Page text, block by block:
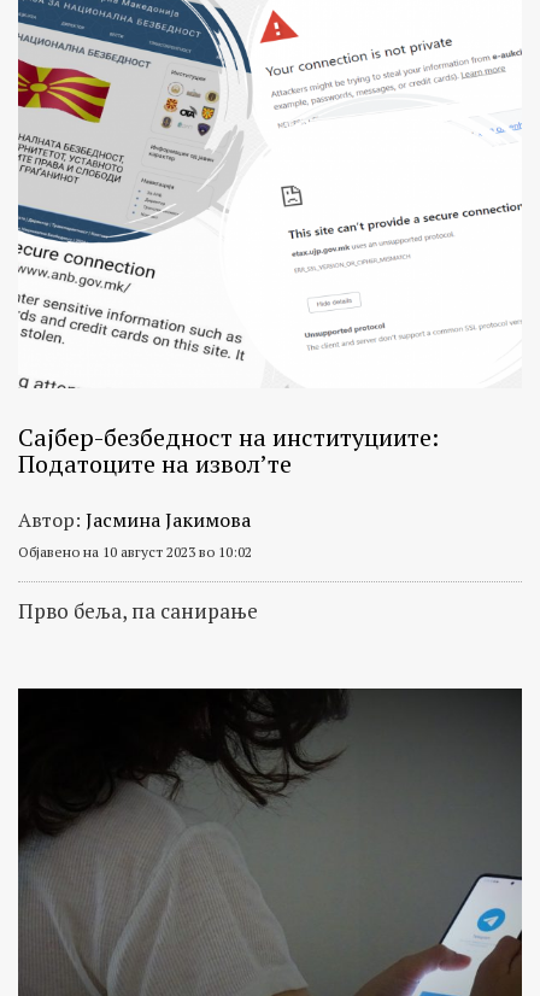
Сајбер-безбедност на институциите:
Податоците на извол’те
Автор: Јасмина Јакимова
Објавено на 10 август 2023 во 10:02
Прво беља, па санирање